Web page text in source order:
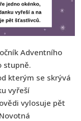
Adventního
stupně.
kterým se skrývá
vyřeší
vylosuje pět